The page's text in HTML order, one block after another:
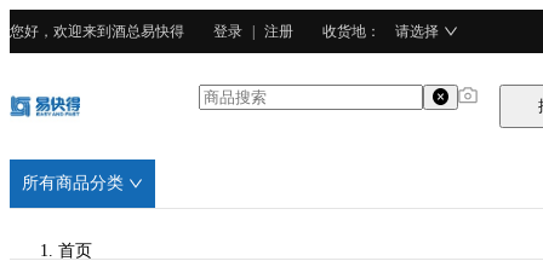
您好，欢迎来到酒总易快得 登录 注册 收货地 ： 请选择
所有商品分类
首页